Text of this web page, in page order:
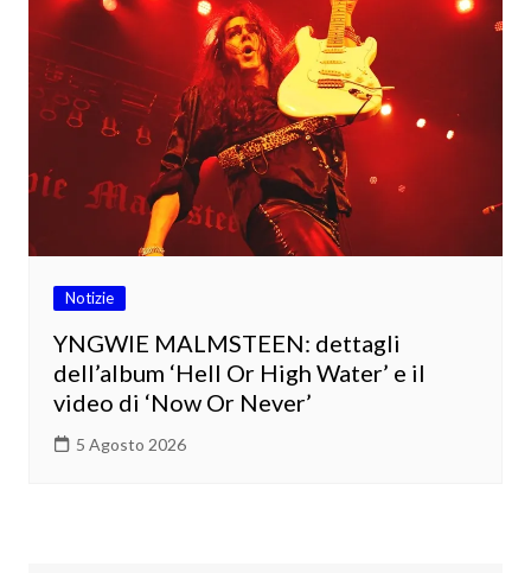
Notizie
YNGWIE MALMSTEEN: dettagli
dell’album ‘Hell Or High Water’ e il
video di ‘Now Or Never’
5 Agosto 2026